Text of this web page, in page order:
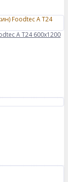
A T24 600x1200